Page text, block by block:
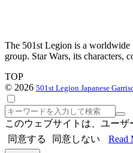
The 501st Legion is a worldwide
group. Star Wars, its
TOP
© 2026 501st Legion Japanese
検
索
このウェブサイトは、ユー
同意する
同意しない Read